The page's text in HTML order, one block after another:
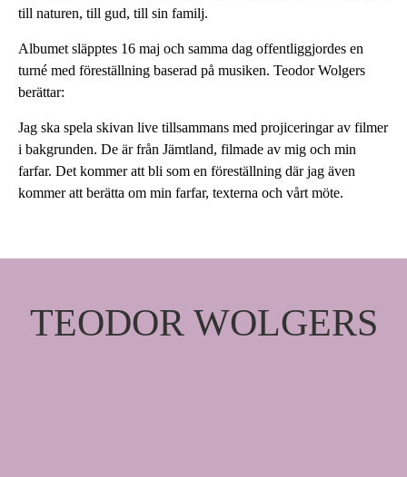
till naturen, till gud, till sin familj.
Albumet släpptes 16 maj och samma dag offentliggjordes en
turné med föreställning baserad på musiken. Teodor Wolgers
berättar:
Jag ska spela skivan live tillsammans med projiceringar av filmer
i bakgrunden. De är från Jämtland, filmade av mig och min
farfar. Det kommer att bli som en föreställning där jag även
kommer att berätta om min farfar, texterna och vårt möte.
TEODOR WOLGERS